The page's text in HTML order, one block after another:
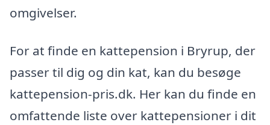
omgivelser.
For at finde en kattepension i Bryrup, der
passer til dig og din kat, kan du besøge
kattepension-pris.dk. Her kan du finde en
omfattende liste over kattepensioner i dit